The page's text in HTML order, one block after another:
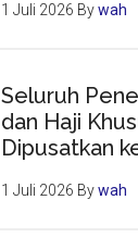
1 Juli 2026 Bywah
Seluruh
dan Haji
Dipusatkan
1 Juli 2026 Bywah